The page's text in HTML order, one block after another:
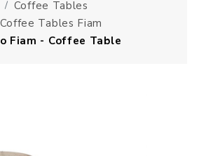
Coffee Tables
Coffee Tables Fiam
Fiam - Coffee Table